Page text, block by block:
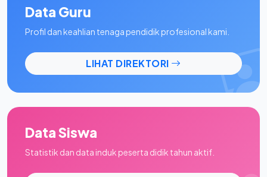
Data Guru
Profil dan keahlian tenaga pendidik profesional kami.
LIHAT DIREKTORI
Data Siswa
Statistik dan data induk peserta didik tahun aktif.